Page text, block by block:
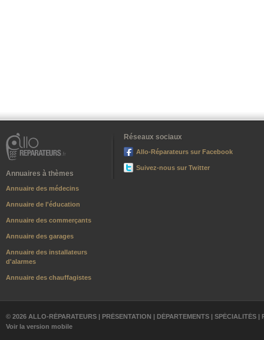
Annuaires à thèmes
Annuaire des médecins
Annuaire de l'éducation
Annuaire des commerçants
Annuaire des garages
Annuaire des installateurs
d'alarmes
Annuaire des chauffagistes
Réseaux sociaux
Allo-Réparateurs sur Facebook
Suivez-nous sur Twitter
© 2026 ALLO-RÉPARATEURS | PRÉSENTATION | DÉPARTEMENTS | SPÉCIALITÉS |
Voir la version mobile